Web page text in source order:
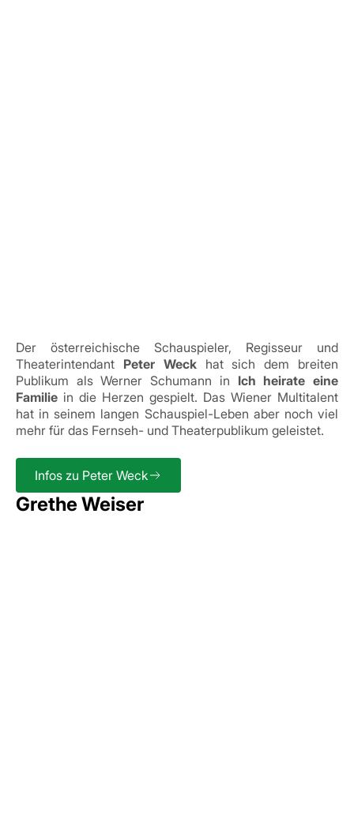
Der österreichische Schauspieler, Regisseur und
Theaterintendant Peter Weck hat sich dem breiten
Publikum als Werner Schumann in Ich heirate eine
Familie in die Herzen gespielt. Das Wiener Multitalent
hat in seinem langen Schauspiel-Leben aber noch viel
mehr für das Fernseh- und Theaterpublikum geleistet.
Infos zu Peter Weck
Grethe Weiser